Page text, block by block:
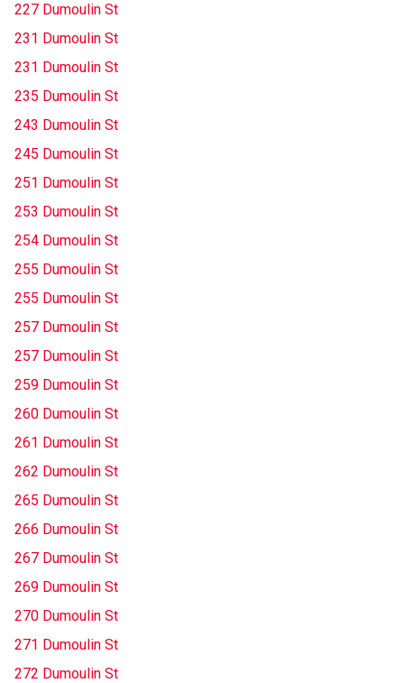
227 Dumoulin St
231 Dumoulin St
231 Dumoulin St
235 Dumoulin St
243 Dumoulin St
245 Dumoulin St
251 Dumoulin St
253 Dumoulin St
254 Dumoulin St
255 Dumoulin St
255 Dumoulin St
257 Dumoulin St
257 Dumoulin St
259 Dumoulin St
260 Dumoulin St
261 Dumoulin St
262 Dumoulin St
265 Dumoulin St
266 Dumoulin St
267 Dumoulin St
269 Dumoulin St
270 Dumoulin St
271 Dumoulin St
272 Dumoulin St